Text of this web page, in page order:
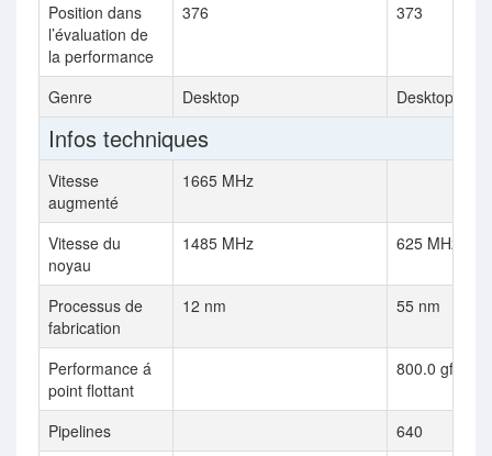
Position dans
l’évaluation de
la performance
376 373
Genre Desktop Desktop
Infos techniques
Vitesse
augmenté
1665 MHz
Vitesse du
noyau
1485 MHz 625 MHz
Processus de
fabrication
12 nm 55 nm
Performance á
point flottant
800.0 gflops
Pipelines
640